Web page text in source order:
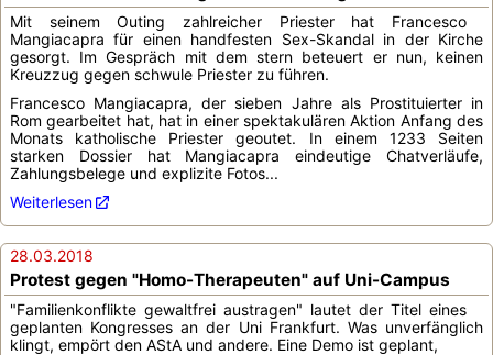
Mit seinem Outing zahlreicher Priester hat Francesco
Mangiacapra für einen handfesten Sex-Skandal in der Kirche
gesorgt. Im Gespräch mit dem stern beteuert er nun, keinen
Kreuzzug gegen schwule Priester zu führen.
Francesco Mangiacapra, der sieben Jahre als Prostituierter in
Rom gearbeitet hat, hat in einer spektakulären Aktion Anfang des
Monats katholische Priester geoutet. In einem 1233 Seiten
starken Dossier hat Mangiacapra eindeutige Chatverläufe,
Zahlungsbelege und explizite Fotos...
Weiterlesen
28.03.2018
Protest gegen "Homo-Therapeuten" auf Uni-Campus
"Familienkonflikte gewaltfrei austragen" lautet der Titel eines
geplanten Kongresses an der Uni Frankfurt. Was unverfänglich
klingt, empört den AStA und andere. Eine Demo ist geplant,